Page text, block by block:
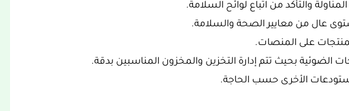
والتأكد من اتباع لوائح السلامة.
عال من معايير الصحة والسلامة.
على المنصات.
الضوئية بحيث تتم إدارة التخزين والمخزون المناسبين بدقة.
الأخرى حسب الحاجة.